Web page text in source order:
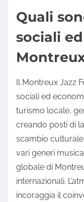
Quali
sociali
Il Montreux Jazz
sociali ed
turismo locale,
creando posti di
scambio
vari generi
globale di
internazionali.
incoraggia il